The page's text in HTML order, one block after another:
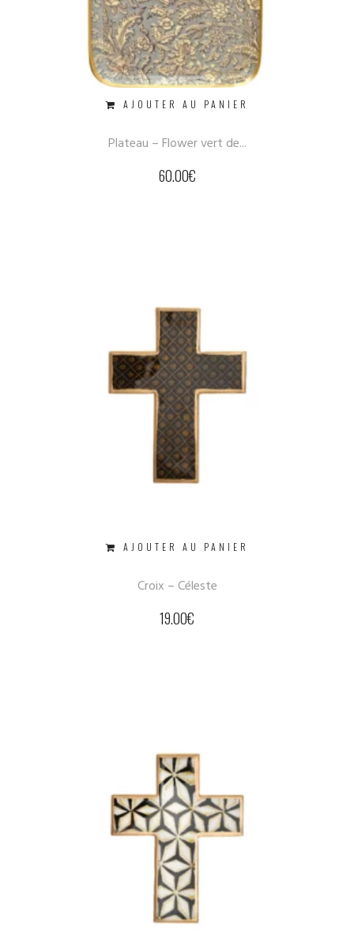
AJOUTER AU PANIER
Plateau – Flower vert de...
60.00€
AJOUTER AU PANIER
Croix – Céleste
19.00€